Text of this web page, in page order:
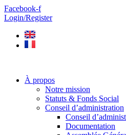
Aller
au
Facebook-f
Login/Register
À propos
Notre mission
Statuts & Fonds Social
Conseil d’administration
Conseil
Documentation